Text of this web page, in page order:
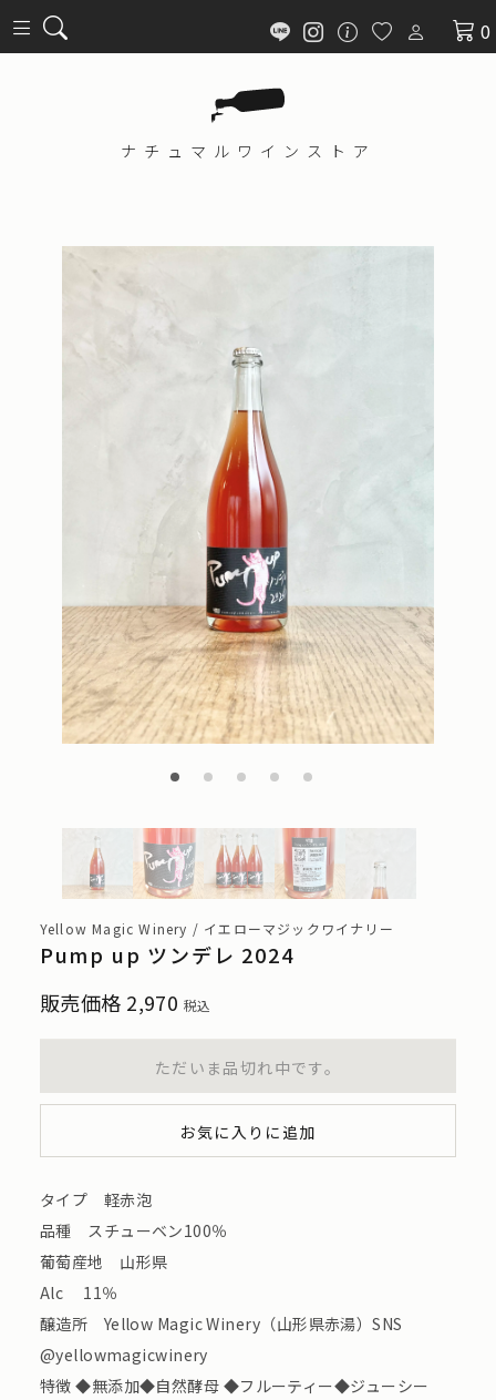
0
ナチュマル ワインストア
Yellow Magic Winery / イエローマジックワイナリー
Pump up ツンデレ 2024
販売価格 2,970 税込
ただいま品切れ中です。
お気に入りに追加
タイプ 軽赤泡
品種 スチューベン100％
葡萄産地 ⼭形県
Alc 11％
醸造所 Yellow Magic Winery（山形県赤湯）SNS
@yellowmagicwinery
特徴 ◆無添加◆⾃然酵⺟ ◆フルーティー◆ジューシー